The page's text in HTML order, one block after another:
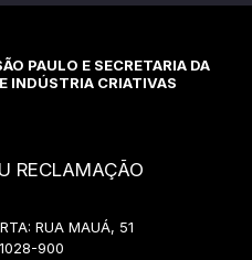
PAULO E SECRETARIA DA
INDÚSTRIA CRIATIVAS
RECLAMAÇÃO
RUA MAUÁ, 51
900